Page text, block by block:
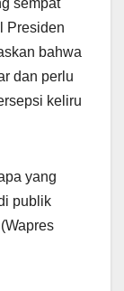
sempat
Presiden
bahwa
dan perlu
keliru
yang
publik